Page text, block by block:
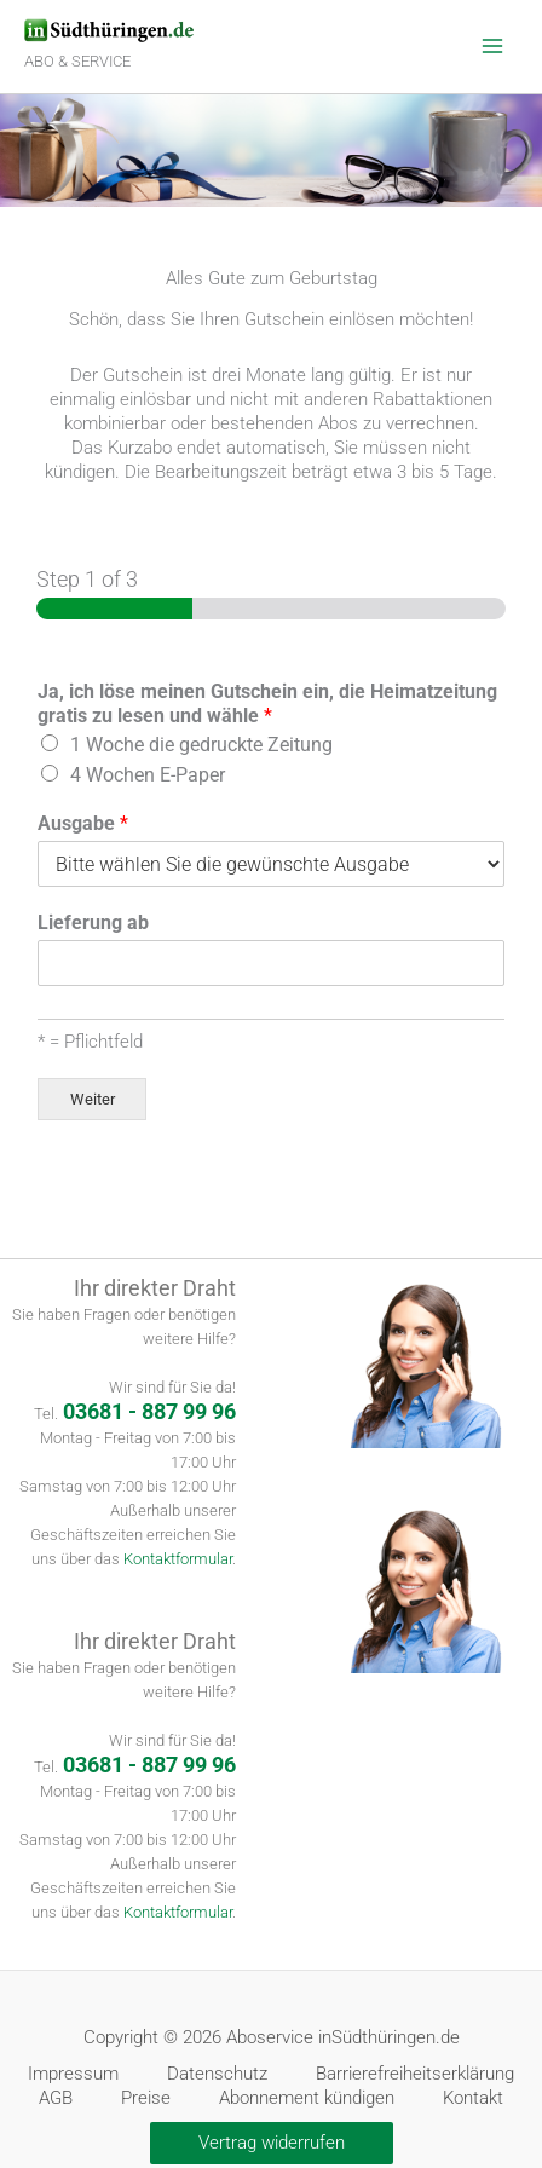
Inhalt
springen
ABO & SERVICE
Alles Gute zum Geburtstag
Schön, dass Sie Ihren Gutschein einlösen möchten!
Der Gutschein ist drei Monate lang gültig. Er ist nur
einmalig einlösbar und nicht mit anderen Rabattaktionen
kombinierbar oder bestehenden Abos zu verrechnen.
Das Kurzabo endet automatisch, Sie müssen nicht
kündigen. Die Bearbeitungszeit beträgt etwa 3 bis 5 Tage.
Step 1 of 3
Ja, ich löse meinen Gutschein ein, die Heimatzeitung
gratis zu lesen und wähle *
1 Woche die gedruckte Zeitung
4 Wochen E-Paper
Ausgabe *
Lieferung ab
* = Pflichtfeld
Weiter
Ihr direkter Draht
Sie haben Fragen oder benötigen
weitere Hilfe?
Wir sind für Sie da!
Tel. 03681 - 887 99 96
Montag - Freitag von 7:00 bis
17:00 Uhr
Samstag von 7:00 bis 12:00 Uhr
Außerhalb unserer
Geschäftszeiten erreichen Sie
uns über das Kontaktformular.
Ihr direkter Draht
Sie haben Fragen oder benötigen
weitere Hilfe?
Wir sind für Sie da!
Tel. 03681 - 887 99 96
Montag - Freitag von 7:00 bis
17:00 Uhr
Samstag von 7:00 bis 12:00 Uhr
Außerhalb unserer
Geschäftszeiten erreichen Sie
uns über das Kontaktformular.
Copyright © 2026 Aboservice inSüdthüringen.de
Impressum
Datenschutz
Barrierefreiheitserklärung
AGB
Preise Abonnement kündigen Kontakt
Vertrag widerrufen